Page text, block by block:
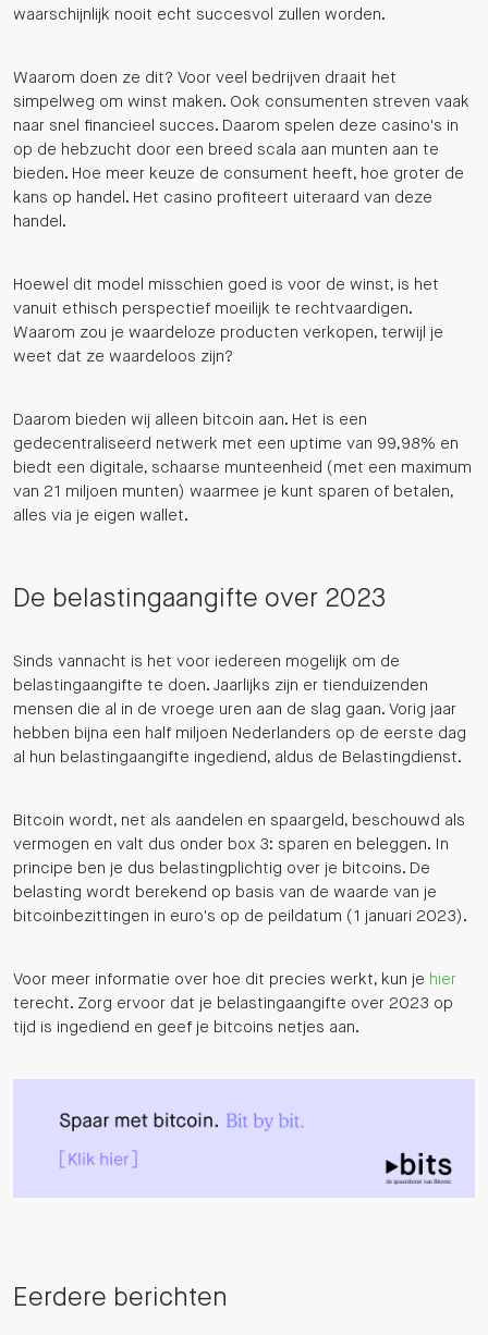
waarschijnlijk nooit echt succesvol zullen worden.
Waarom doen ze dit? Voor veel bedrijven draait het
simpelweg om winst maken. Ook consumenten streven vaak
naar snel financieel succes. Daarom spelen deze casino's in
op de hebzucht door een breed scala aan munten aan te
bieden. Hoe meer keuze de consument heeft, hoe groter de
kans op handel. Het casino profiteert uiteraard van deze
handel.
Hoewel dit model misschien goed is voor de winst, is het
vanuit ethisch perspectief moeilijk te rechtvaardigen.
Waarom zou je waardeloze producten verkopen, terwijl je
weet dat ze waardeloos zijn?
Daarom bieden wij alleen bitcoin aan. Het is een
gedecentraliseerd netwerk met een uptime van 99,98% en
biedt een digitale, schaarse munteenheid (met een maximum
van 21 miljoen munten) waarmee je kunt sparen of betalen,
alles via je eigen wallet.
De belastingaangifte over 2023
Sinds vannacht is het voor iedereen mogelijk om de
belastingaangifte te doen. Jaarlijks zijn er tienduizenden
mensen die al in de vroege uren aan de slag gaan. Vorig jaar
hebben bijna een half miljoen Nederlanders op de eerste dag
al hun belastingaangifte ingediend, aldus de Belastingdienst.
Bitcoin wordt, net als aandelen en spaargeld, beschouwd als
vermogen en valt dus onder box 3: sparen en beleggen. In
principe ben je dus belastingplichtig over je bitcoins. De
belasting wordt berekend op basis van de waarde van je
bitcoinbezittingen in euro's op de peildatum (1 januari 2023).
Voor meer informatie over hoe dit precies werkt, kun je hier
terecht. Zorg ervoor dat je belastingaangifte over 2023 op
tijd is ingediend en geef je bitcoins netjes aan.
Eerdere berichten